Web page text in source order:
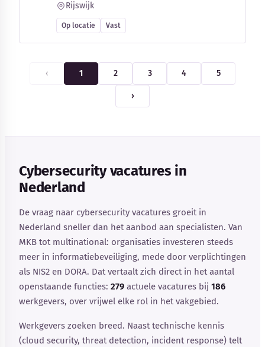
Rijswijk
Op locatie Vast
‹ 1 2 3 4 5
›
Cybersecurity vacatures in
Nederland
De vraag naar cybersecurity vacatures groeit in
Nederland sneller dan het aanbod aan specialisten. Van
MKB tot multinational: organisaties investeren steeds
meer in informatiebeveiliging, mede door verplichtingen
als NIS2 en DORA. Dat vertaalt zich direct in het aantal
openstaande functies: 279 actuele vacatures bij 186
werkgevers, over vrijwel elke rol in het vakgebied.
Werkgevers zoeken breed. Naast technische kennis
(cloud security, threat detection, incident response) telt